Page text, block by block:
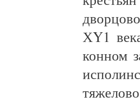
ХY1
конном